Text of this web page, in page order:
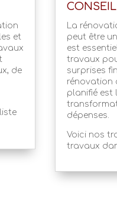
et
de
La
peut être
est
travaux
surprises
rénovation
planifié est
dépenses.
Voici nos
travaux